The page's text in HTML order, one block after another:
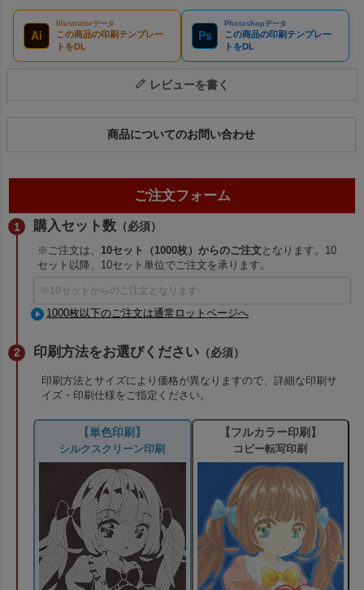
Ai
Illustratorデータ
この商品の印刷テンプレー
トをDL
Ps
Photoshopデータ
この商品の印刷テンプレー
トをDL
レビューを書く
商品についてのお問い合わせ
ご注文フォーム
購入セット数 （必須）
※ご注文は、 10セット（1000枚）からのご注文となります。10
セット以降、10セット単位でご注文を承ります。
1000枚以下のご注文は通常ロットページへ
印刷方法をお選びください （必須）
印刷方法とサイズにより価格が異なりますので、詳細な印刷サ
イズ・印刷仕様をご指定ください。
【単色印刷】
シルクスクリーン印刷
【フルカラー印刷】
コピー転写印刷